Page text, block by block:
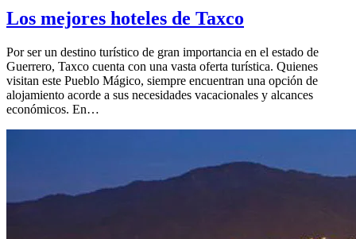
Los mejores hoteles de Taxco
Por ser un destino turístico de gran importancia en el estado de
Guerrero, Taxco cuenta con una vasta oferta turística. Quienes
visitan este Pueblo Mágico, siempre encuentran una opción de
alojamiento acorde a sus necesidades vacacionales y alcances
económicos. En…